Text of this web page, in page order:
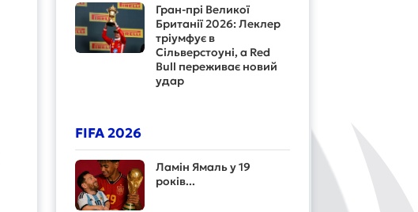
Гран-прі Великої
Британії 2026: Леклер
тріумфує в
Сільверстоуні, а Red
Bull переживає новий
удар
FIFA 2026
Ламін Ямаль у 19
років...